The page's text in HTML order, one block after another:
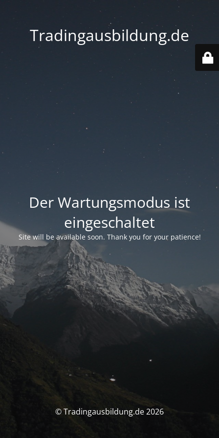
Tradingausbildung.de
Der Wartungsmodus ist
eingeschaltet
Site will be available soon. Thank you for your patience!
© Tradingausbildung.de 2026